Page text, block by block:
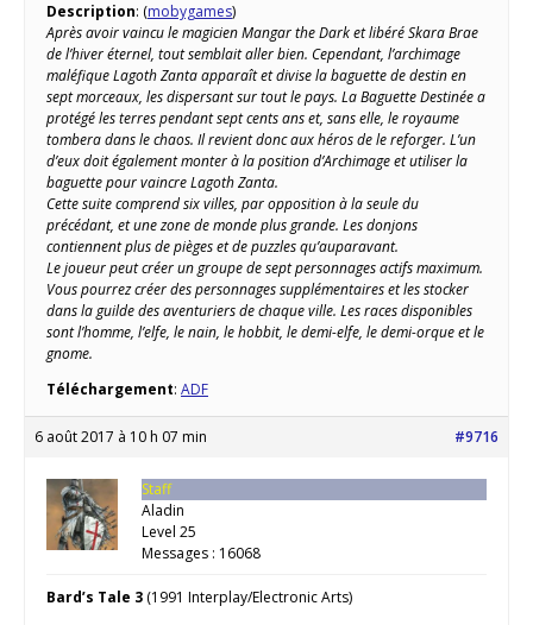
Description: (mobygames)
Après avoir vaincu le magicien Mangar the Dark et libéré Skara Brae
de l’hiver éternel, tout semblait aller bien. Cependant, l’archimage
maléfique Lagoth Zanta apparaît et divise la baguette de destin en
sept morceaux, les dispersant sur tout le pays. La Baguette Destinée a
protégé les terres pendant sept cents ans et, sans elle, le royaume
tombera dans le chaos. Il revient donc aux héros de le reforger. L’un
d’eux doit également monter à la position d’Archimage et utiliser la
baguette pour vaincre Lagoth Zanta.
Cette suite comprend six villes, par opposition à la seule du
précédant, et une zone de monde plus grande. Les donjons
contiennent plus de pièges et de puzzles qu’auparavant.
Le joueur peut créer un groupe de sept personnages actifs maximum.
Vous pourrez créer des personnages supplémentaires et les stocker
dans la guilde des aventuriers de chaque ville. Les races disponibles
sont l’homme, l’elfe, le nain, le hobbit, le demi-elfe, le demi-orque et le
gnome.
Téléchargement: ADF
6 août 2017 à 10 h 07 min #9716
Staff
Aladin
Level 25
Messages : 16068
Bard’s Tale 3 (1991 Interplay/Electronic Arts)